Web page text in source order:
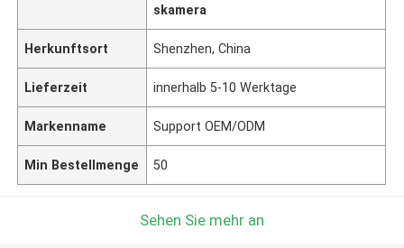
skamera
Herkunftsort Shenzhen, China
Lieferzeit innerhalb 5-10 Werktage
Markenname Support OEM/ODM
Min Bestellmenge 50
Sehen Sie mehr an